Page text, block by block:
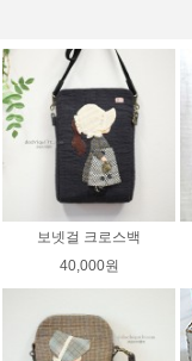
보넷걸 크로스백
40,000원